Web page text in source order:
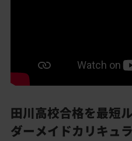
田川高校合格を最短
ダーメイドカリキュラ